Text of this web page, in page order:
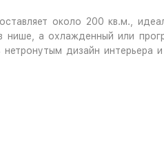
около 200 кв.м.,
нише, а охлажденный или
дизайн интерьера и